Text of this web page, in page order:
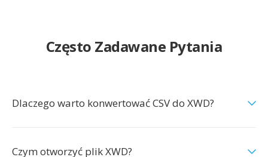
Często Zadawane Pytania
Dlaczego warto konwertować CSV do XWD?
Czym otworzyć plik XWD?